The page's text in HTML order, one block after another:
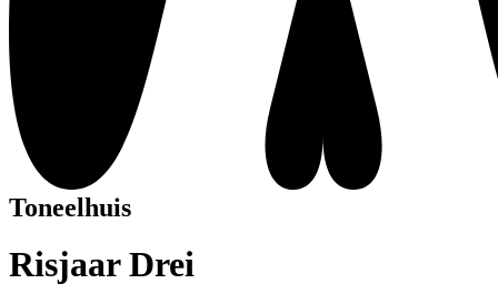
Toneelhuis
Risjaar Drei